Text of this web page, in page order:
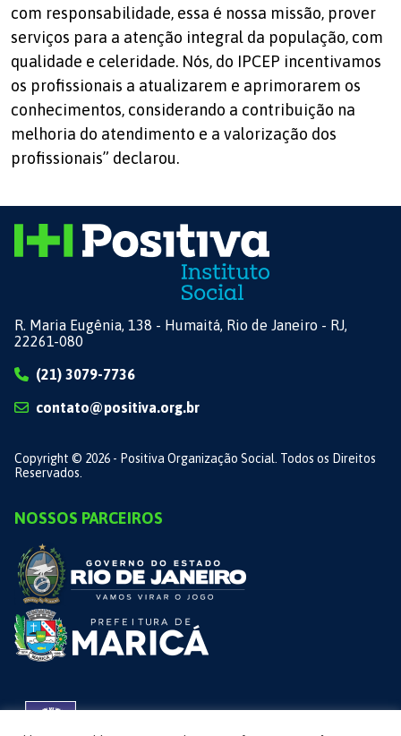
com responsabilidade, essa é nossa missão, prover
serviços para a atenção integral da população, com
qualidade e celeridade. Nós, do IPCEP incentivamos
os profissionais a atualizarem e aprimorarem os
conhecimentos, considerando a contribuição na
melhoria do atendimento e a valorização dos
profissionais” declarou.
R. Maria Eugênia, 138 - Humaitá, Rio de Janeiro - RJ,
22261-080
(21) 3079-7736
contato@positiva.org.br
Copyright © 2026 - Positiva Organização Social. Todos os Direitos
Reservados.
NOSSOS PARCEIROS